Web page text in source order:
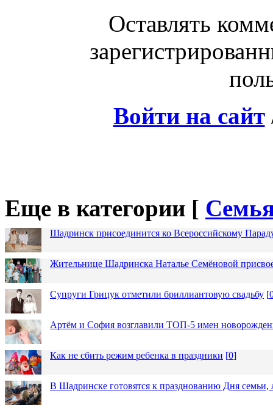
Оставлять
Войти на сайт
Еще в категории [
Шадринск присоединится ко Всероссийскому
Жительнице Шадринска Наталье Семёновой
Супруги Грицук отметили бриллиантовую свадьбу [
Артём и София возглавили ТОП-5 имен
Как не сбить режим ребенка в праздники [0]
В Шадринске готовятся к празднованию Дня семьи,